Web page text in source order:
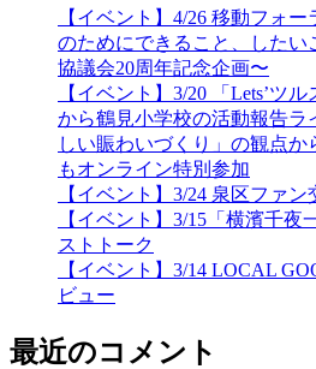
【イベント】4/26 移動フォ
のためにできること、したい
協議会20周年記念企画〜
【イベント】3/20 「Lets’ツ
から鶴見小学校の活動報告ラ
しい賑わいづくり」の観点
もオンライン特別参加
【イベント】3/24 泉区ファン
【イベント】3/15「横濱千夜
ストトーク
【イベント】3/14 LOCAL
ビュー
最近のコメント